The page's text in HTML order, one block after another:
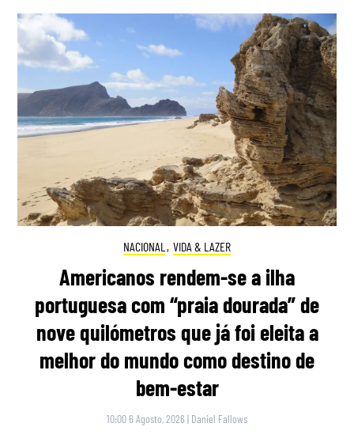
NACIONAL , VIDA & LAZER
Americanos rendem-se a ilha
portuguesa com “praia dourada” de
nove quilómetros que já foi eleita a
melhor do mundo como destino de
bem-estar
10:00 6 Agosto, 2026 | Daniel Fallows